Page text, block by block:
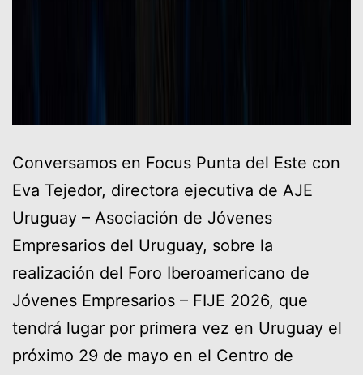
Conversamos en Focus Punta del Este con
Eva Tejedor, directora ejecutiva de AJE
Uruguay – Asociación de Jóvenes
Empresarios del Uruguay, sobre la
realización del Foro Iberoamericano de
Jóvenes Empresarios – FIJE 2026, que
tendrá lugar por primera vez en Uruguay el
próximo 29 de mayo en el Centro de